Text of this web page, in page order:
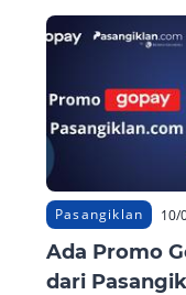
Pasangiklan 10/
Ada Promo
dari